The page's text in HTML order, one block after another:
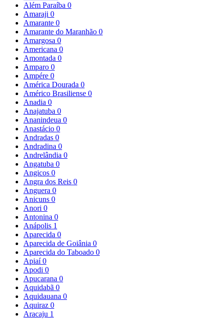
Além Paraíba 0
Amaraji 0
Amarante 0
Amarante do Maranhão 0
Amargosa 0
Americana 0
Amontada 0
Amparo 0
Ampére 0
América Dourada 0
Américo Brasiliense 0
Anadia 0
Anajatuba 0
Ananindeua 0
Anastácio 0
Andradas 0
Andradina 0
Andrelândia 0
Angatuba 0
Angicos 0
Angra dos Reis 0
Anguera 0
Anicuns 0
Anori 0
Antonina 0
Anápolis 1
Aparecida 0
Aparecida de Goiânia 0
Aparecida do Taboado 0
Apiaí0
Apodi 0
Apucarana 0
Aquidabã 0
Aquidauana 0
Aquiraz 0
Aracaju 1